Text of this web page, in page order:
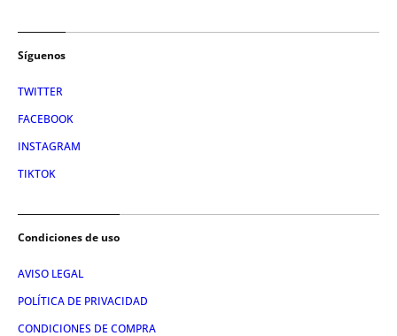
Síguenos
TWITTER
FACEBOOK
INSTAGRAM
TIKTOK
Condiciones de uso
AVISO LEGAL
POLÍTICA DE PRIVACIDAD
CONDICIONES DE COMPRA